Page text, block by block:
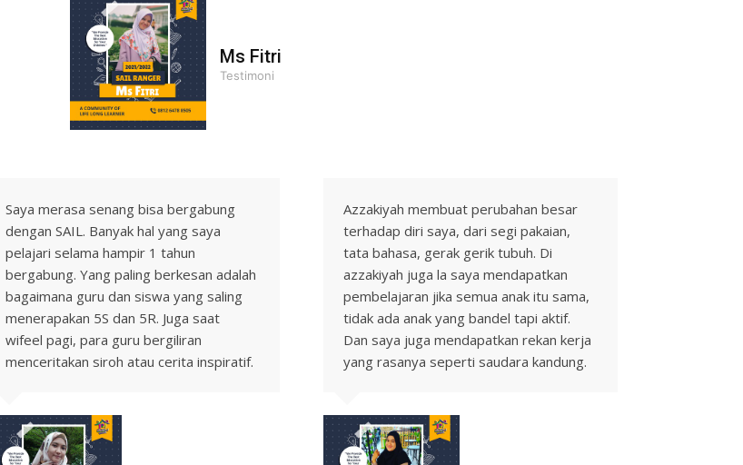
Ms Fitri
Testimoni
Saya merasa senang bisa bergabung
dengan SAIL. Banyak hal yang saya
pelajari selama hampir 1 tahun
bergabung. Yang paling berkesan adalah
bagaimana guru dan siswa yang saling
menerapakan 5S dan 5R. Juga saat
wifeel pagi, para guru bergiliran
menceritakan siroh atau cerita inspiratif.
Azzakiyah membuat perubahan besar
terhadap diri saya, dari segi pakaian,
tata bahasa, gerak gerik tubuh. Di
azzakiyah juga la saya mendapatkan
pembelajaran jika semua anak itu sama,
tidak ada anak yang bandel tapi aktif.
Dan saya juga mendapatkan rekan kerja
yang rasanya seperti saudara kandung.